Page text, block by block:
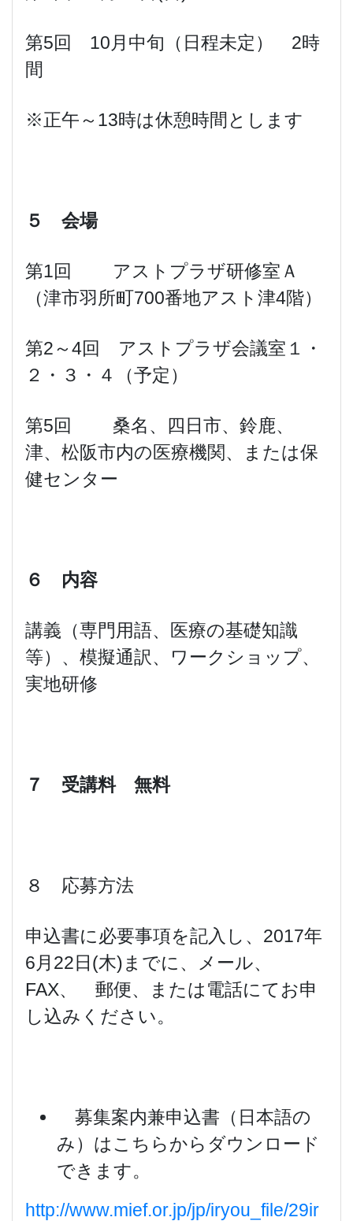
第5回 10月中旬（日程未定） 2時
間
※正午～13時は休憩時間とします
５ 会場
第1回 アストプラザ研修室Ａ
（津市羽所町700番地アスト津4階）
第2～4回 アストプラザ会議室１・
２・３・４（予定）
第5回 桑名、四日市、鈴鹿、
津、松阪市内の医療機関、または保
健センター
６ 内容
講義（専門用語、医療の基礎知識
等）、模擬通訳、ワークショップ、
実地研修
７ 受講料 無料
８ 応募方法
申込書に必要事項を記入し、2017年
6月22日(木)までに、メール、
FAX、 郵便、または電話にてお申
し込みください。
募集案内兼申込書（日本語の
み）はこちらからダウンロード
できます。
http://www.mief.or.jp/jp/iryou_file/29ir